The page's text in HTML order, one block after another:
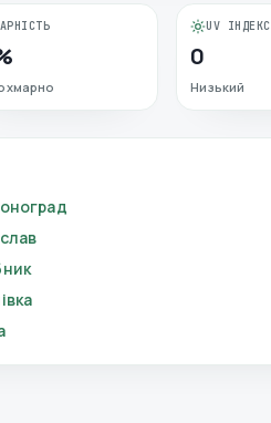
UV ІНДЕКС
0
Низький